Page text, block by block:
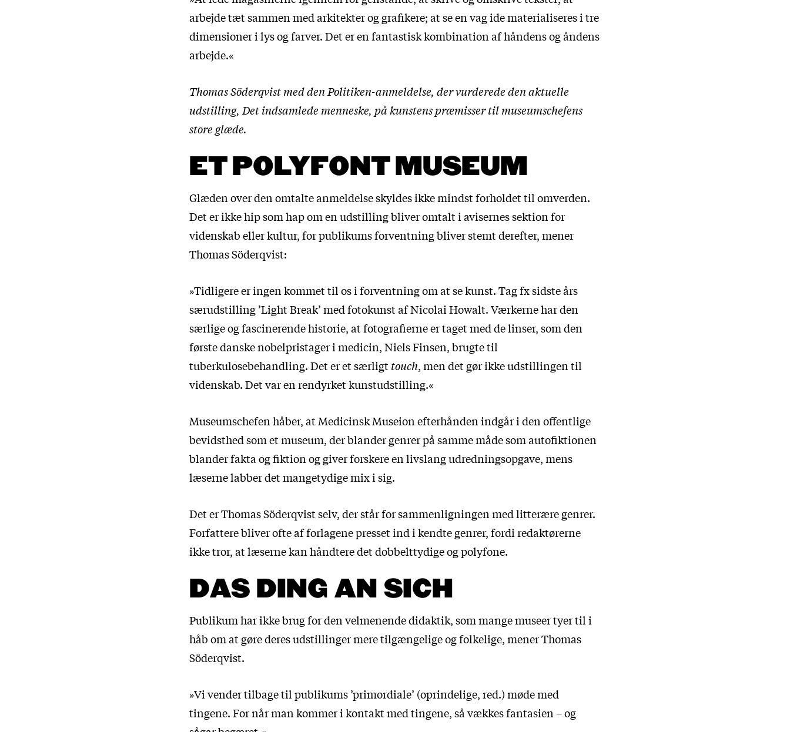
arbejde tæt sammen med arkitekter og grafikere; at se en vag ide materialiseres i tre
dimensioner i lys og farver. Det er en fantastisk kombination af håndens og åndens
arbejde.«
Thomas Söderqvist med den Politiken-anmeldelse, der vurderede den aktuelle
udstilling, Det indsamlede menneske, på kunstens præmisser til museumschefens
store glæde.
ET POLYFONT MUSEUM
Glæden over den omtalte anmeldelse skyldes ikke mindst forholdet til omverden.
Det er ikke hip som hap om en udstilling bliver omtalt i avisernes sektion for
videnskab eller kultur, for publikums forventning bliver stemt derefter, mener
Thomas Söderqvist:
»Tidligere er ingen kommet til os i forventning om at se kunst. Tag fx sidste års
særudstilling ’Light Break’ med fotokunst af Nicolai Howalt. Værkerne har den
særlige og fascinerende historie, at fotografierne er taget med de linser, som den
første danske nobelpristager i medicin, Niels Finsen, brugte til
tuberkulosebehandling. Det er et særligttouch, men det gør ikke udstillingen til
videnskab. Det var en rendyrket kunstudstilling.«
Museumschefen håber, at Medicinsk Museion efterhånden indgår i den offentlige
bevidsthed som et museum, der blander genrer på samme måde som autofiktionen
blander fakta og fiktion og giver forskere en livslang udredningsopgave, mens
læserne labber det mangetydige mix i sig.
Det er Thomas Söderqvist selv, der står for sammenligningen med litterære genrer.
Forfattere bliver ofte af forlagene presset ind i kendte genrer, fordi redaktørerne
ikke tror, at læserne kan håndtere det dobbelttydige og polyfone.
DAS DING AN SICH
Publikum har ikke brug for den velmenende didaktik, som mange museer tyer til i
håb om at gøre deres udstillinger mere tilgængelige og folkelige, mener Thomas
Söderqvist.
»Vi vender tilbage til publikums ’primordiale’ (oprindelige, red.) møde med
tingene. For når man kommer i kontakt med tingene, så vækkes fantasien – og